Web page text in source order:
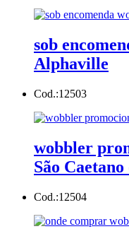
sob
Alphaville
Cod.:12503
wobbler
São Caetano
Cod.:12504